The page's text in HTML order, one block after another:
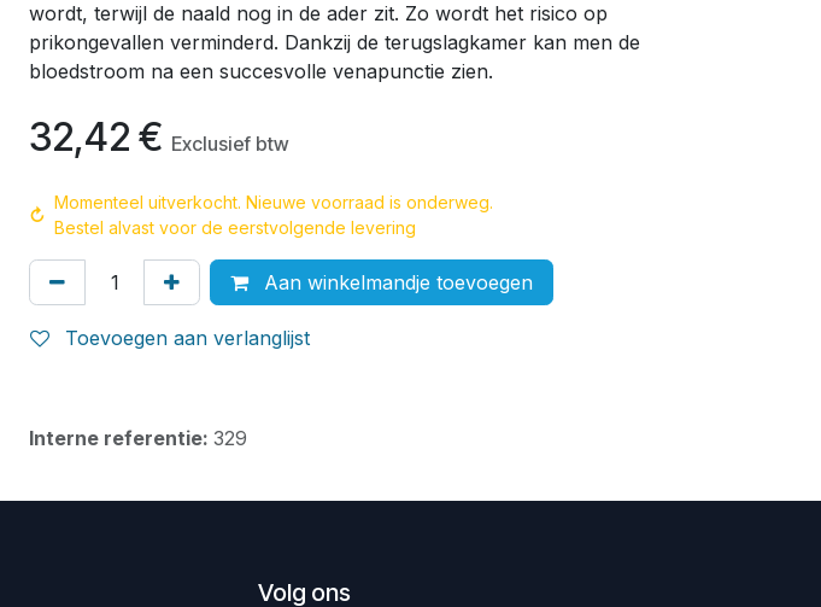
wordt, terwijl de naald nog in de ader zit. Zo wordt het risico op
prikongevallen verminderd. Dankzij de terugslagkamer kan men de
bloedstroom na een succesvolle venapunctie zien.
32,42 € Exclusief btw
↻
Momenteel uitverkocht. Nieuwe voorraad is onderweg.
Bestel alvast voor de eerstvolgende levering
Aan winkelmandje toevoegen
Toevoegen aan verlanglijst
Interne referentie: 329
Volg ons